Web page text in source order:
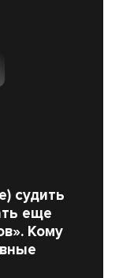
судить
еще
Кому